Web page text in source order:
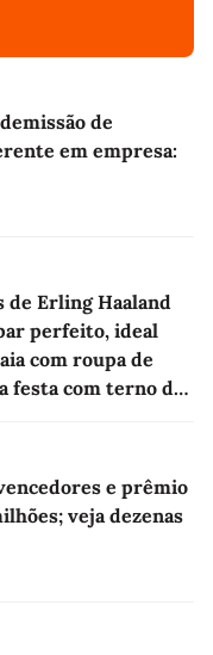
de
em empresa:
de Erling Haaland
perfeito, ideal
com roupa de
festa com terno de
e prêmio
veja dezenas